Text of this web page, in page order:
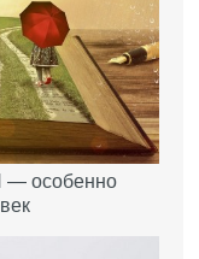
— особенно